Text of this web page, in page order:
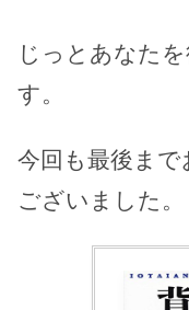
じっとあなた
す。
今回も最後ま
ございました。